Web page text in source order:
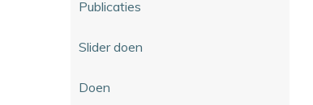
Publicaties
Slider doen
Doen